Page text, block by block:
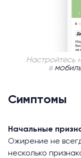
Настройтесь
в
Симптомы
Начальные
Ожирение не
несколько